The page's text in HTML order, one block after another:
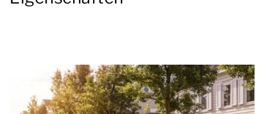
Badewanne und/oder eine Dusche. Es gibt auch eine
möblierten Terrasse oder zum Balkon.
Sie können das kostenlose WLAN nutzen und auf